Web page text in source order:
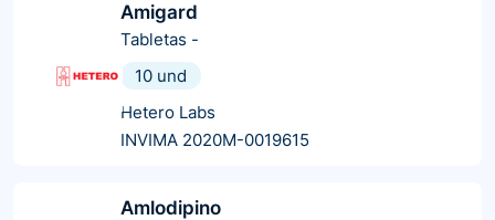
Amigard
Tabletas -
10 und
Hetero Labs
INVIMA 2020M-0019615
Amlodipino